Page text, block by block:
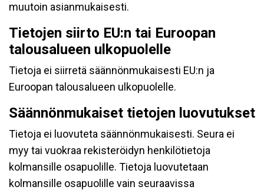
muutoin asianmukaisesti.
Tietojen siirto EU:n tai Euroopan
talousalueen ulkopuolelle
Tietoja ei siirretä säännönmukaisesti EU:n ja
Euroopan talousalueen ulkopuolelle.
Säännönmukaiset tietojen luovutukset
Tietoja ei luovuteta säännönmukaisesti. Seura ei
myy tai vuokraa rekisteröidyn henkilötietoja
kolmansille osapuolille. Tietoja luovutetaan
kolmansille osapuolille vain seuraavissa